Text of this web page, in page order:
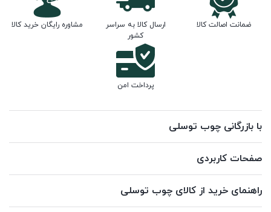
ضمانت اصالت کالا
ارسال کالا به سراسر
کشور
مشاوره رایگان خرید کالا
پرداخت امن
با بازرگانی چوب توسلی
صفحات کاربردی
راهنمای خرید از کالای چوب توسلی